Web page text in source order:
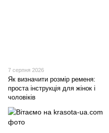
7 серпня 2026
Як визначити розмір ременя:
проста інструкція для жінок і
чоловіків